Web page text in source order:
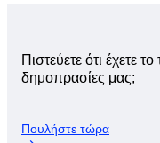
Πιστεύετε ότι έχετε
δημοπρασίες μας;
Πουλήστε τώρα